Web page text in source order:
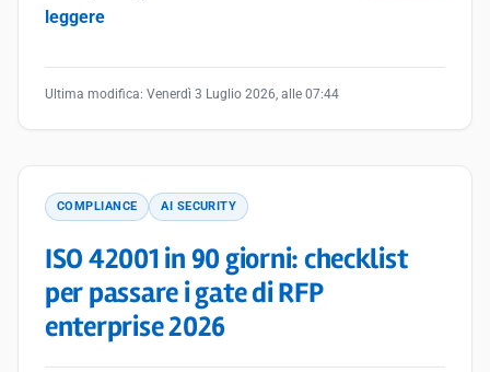
leggere
Ultima modifica: Venerdì 3 Luglio 2026, alle 07:44
COMPLIANCE AI SECURITY
ISO 42001 in 90 giorni: checklist
per passare i gate di RFP
enterprise 2026